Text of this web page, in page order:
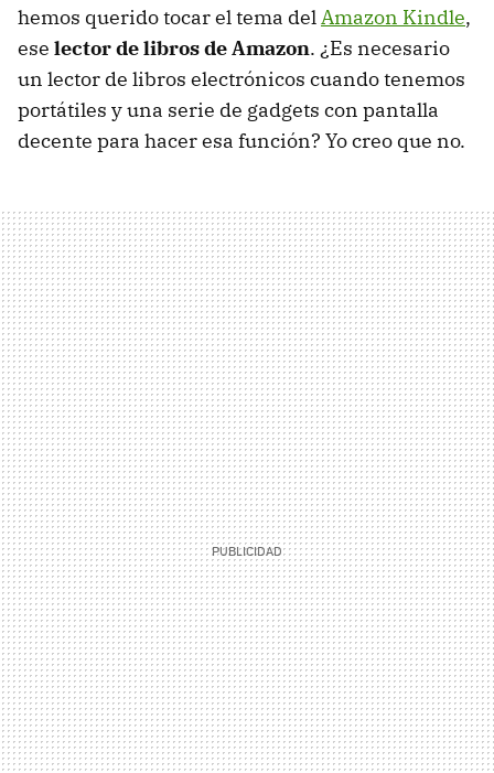
hemos querido tocar el tema delAmazon Kindle,
ese lector de libros de Amazon. ¿Es necesario
un lector de libros electrónicos cuando tenemos
portátiles y una serie de gadgets con pantalla
decente para hacer esa función? Yo creo que no.